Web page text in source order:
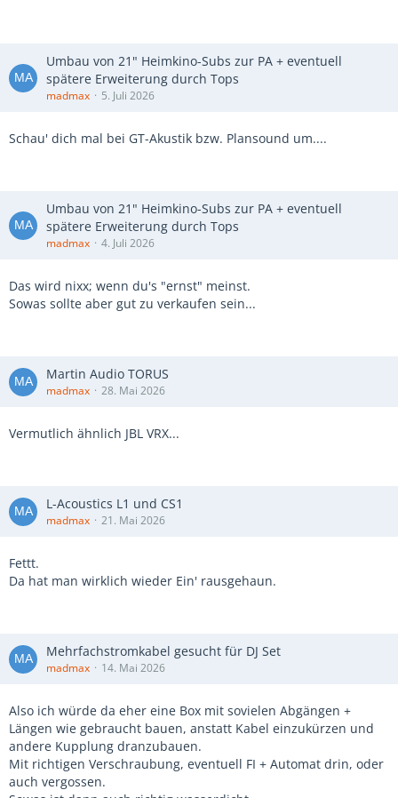
Umbau von 21" Heimkino-Subs zur PA + eventuell
spätere Erweiterung durch Tops
madmax 5. Juli 2026
Schau' dich mal bei GT-Akustik bzw. Plansound um....
Umbau von 21" Heimkino-Subs zur PA + eventuell
spätere Erweiterung durch Tops
madmax 4. Juli 2026
Das wird nixx; wenn du's "ernst" meinst.
Sowas sollte aber gut zu verkaufen sein...
Martin Audio TORUS
madmax 28. Mai 2026
Vermutlich ähnlich JBL VRX...
L-Acoustics L1 und CS1
madmax 21. Mai 2026
Fettt.
Da hat man wirklich wieder Ein' rausgehaun.
Mehrfachstromkabel gesucht für DJ Set
madmax 14. Mai 2026
Also ich würde da eher eine Box mit sovielen Abgängen +
Längen wie gebraucht bauen, anstatt Kabel einzukürzen und
andere Kupplung dranzubauen.
Mit richtigen Verschraubung, eventuell FI + Automat drin, oder
auch vergossen.